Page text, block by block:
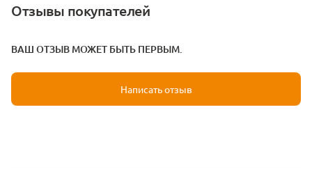
Отзывы покупателей
ВАШ ОТЗЫВ МОЖЕТ БЫТЬ ПЕРВЫМ.
Написать отзыв